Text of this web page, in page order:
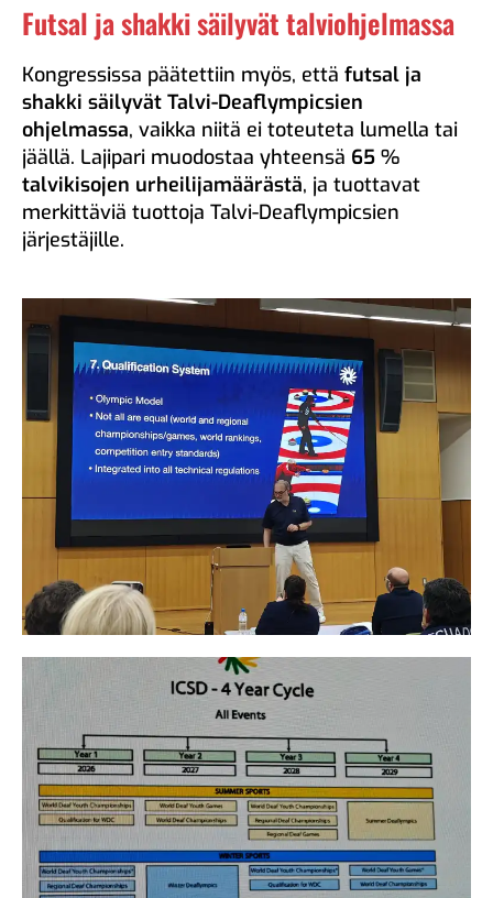
Futsal ja shakki säilyvät talviohjelmassa
Kongressissa päätettiin myös, että futsal ja
shakki säilyvät Talvi-Deaflympicsien
ohjelmassa, vaikka niitä ei toteuteta lumella tai
jäällä. Lajipari muodostaa yhteensä 65 %
talvikisojen urheilijamäärästä, ja tuottavat
merkittäviä tuottoja Talvi-Deaflympicsien
järjestäjille.